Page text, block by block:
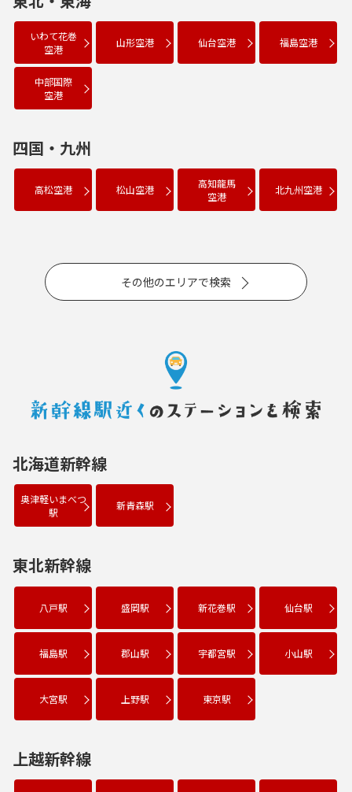
いわて花巻
空港
山形空港 仙台空港 福島空港
中部国際
空港
四国・九州
高松空港 松山空港
高知龍馬
空港
北九州空港
その他のエリアで検索
北海道新幹線
奥津軽いまべつ
駅
新青森駅
東北新幹線
八戸駅 盛岡駅 新花巻駅 仙台駅
福島駅 郡山駅 宇都宮駅 小山駅
大宮駅 上野駅 東京駅
上越新幹線